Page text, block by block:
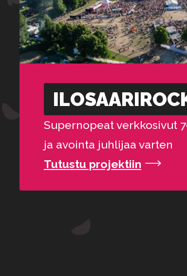
Supernopeat verkkosivut
ja avointa juhlijaa varten
Tutustu projektiin